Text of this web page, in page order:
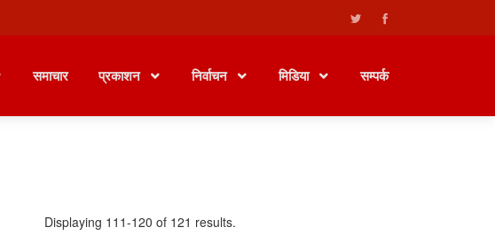
समाचार प्रकाशन निर्वाचन मिडिया सम्पर्क
Displaying 111-120 of 121 results.